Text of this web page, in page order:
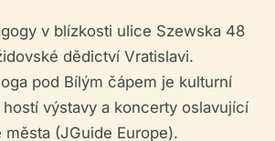
v blízkosti ulice Szewska 48
dědictví Vratislavi.
pod Bílým čápem je kulturní
hostí výstavy a koncerty oslavující
(JGuide Europe).